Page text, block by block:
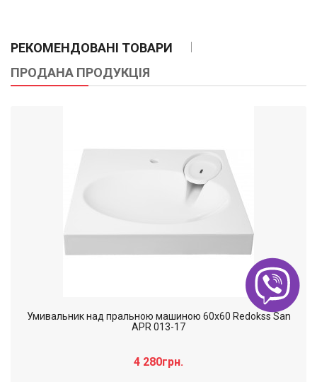
РЕКОМЕНДОВАНІ ТОВАРИ
ПРОДАНА ПРОДУКЦІЯ
Умивальник над пральною машиною 60х60 Redokss San
APR 013-17
4 280грн.